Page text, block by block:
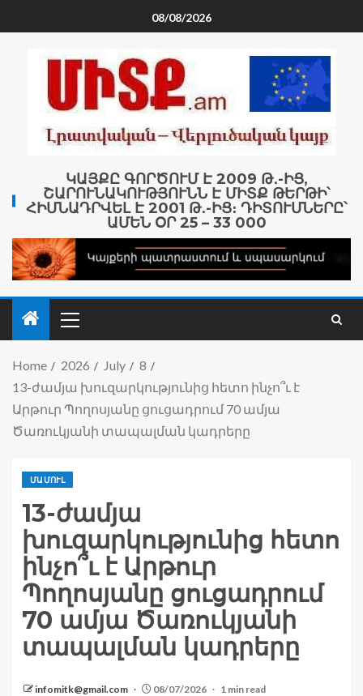
08/08/2026
ԿԱՅՔԸ ԳՈՐԾՈՒՄ Է 2009 Թ․-ԻՑ,
ՇԱՐՈՒՆԱԿՈՒԹՅՈՒՆՆ Է ՄԻՏՔ ԹԵՐԹԻ՝
ՀԻՄՆԱԴՐՎԵԼ Է 2001 Թ․-ԻՑ։ ԴԻՏՈՒՄՆԵՐԸ՝
ԱՄԵՆ ՕՐ 25 – 33 000
Home 2026 July
8
13-ժամյա խուզարկությունից հետո ինչո՞ւ է
Արթուր Պողոսյանը ցուցադրում 70 ամյա
Ծառուկյանի տապալման կադրերը
ՄԱՄՈՒԼ
13-ժամյա
խուզարկությունից հետո
ինչո՞ւ է Արթուր
Պողոսյանը ցուցադրում
70 ամյա Ծառուկյանի
տապալման կադրերը
infomitk@gmail.com 08/07/2026 1 min read